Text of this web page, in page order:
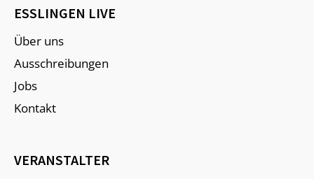
ESSLINGEN LIVE
Über uns
Ausschreibungen
Jobs
Kontakt
VERANSTALTER